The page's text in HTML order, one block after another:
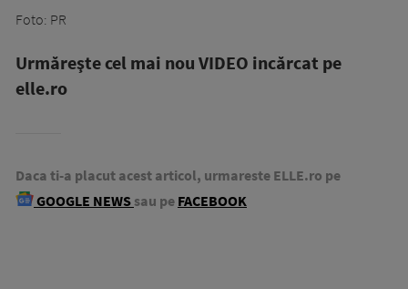
Foto: PR
Urmăreşte cel mai nou VIDEO incărcat pe
elle.ro
Daca ti-a placut acest articol, urmareste ELLE.ro pe
GOOGLE NEWS sau pe FACEBOOK